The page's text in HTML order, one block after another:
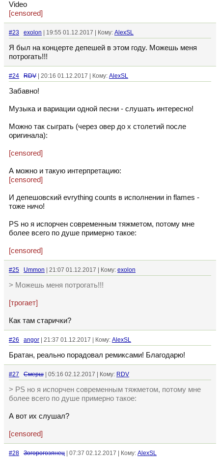
Video
[censored]
#23 exolon | 19:55 01.12.2017 | Кому: AlexSL
Я был на концерте депешей в этом году. Можешь меня
потрогать!!!
#24 RDV | 20:16 01.12.2017 | Кому: AlexSL
Забавно!
Музыка и вариации одной песни - слушать интересно!
Можно так сыграть (через овер до х столетий после
оригинала):
[censored]
А можно и такую интерпретацию:
[censored]
И депешовский evrything counts в исполнении in flames -
тоже ничо!
PS но я испорчен современным тяжметом, потому мне
более всего по душе примерно такое:
[censored]
#25 Ummon | 21:07 01.12.2017 | Кому: exolon
> Можешь меня потрогать!!!
[трогает]
Как там старички?
#26 angor | 21:37 01.12.2017 | Кому: AlexSL
Братан, реально порадовал ремиксами! Благодарю!
#27 Смерш | 05:16 02.12.2017 | Кому: RDV
> PS но я испорчен современным тяжметом, потому мне
более всего по душе примерно такое:
А вот их слушал?
[censored]
#28 Зогорогозянец | 07:37 02.12.2017 | Кому: AlexSL